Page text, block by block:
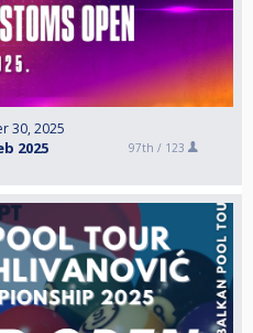
30, 2025
2025 97th / 123